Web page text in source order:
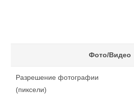
Фото/Видео
Разрешение фотографии
(пиксели)